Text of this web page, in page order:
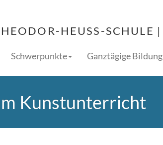
HEUSS-SCHULE
Schwerpunkte Ganztägige Bildung
Kunstunterricht